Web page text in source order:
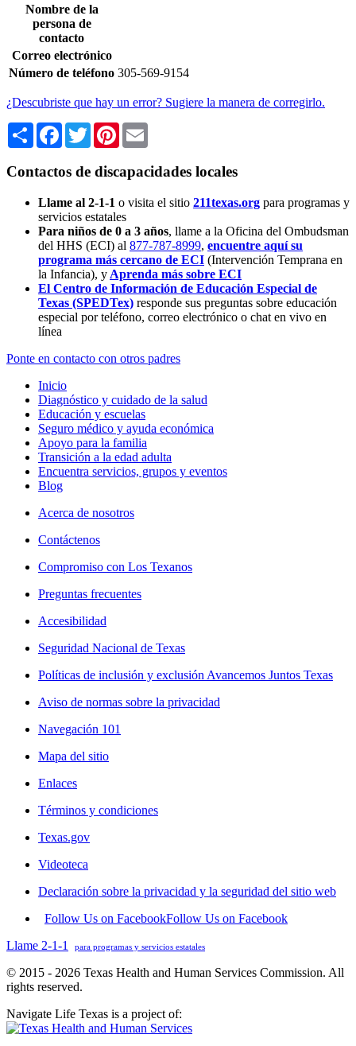
Nombre de la
persona de
contacto
Correo electrónico
Número de teléfono 305-569-9154
¿Descubriste que hay un error? Sugiere la manera de corregirlo.
Share Facebook
TwitterPinterest
Contactos de discapacidades locales
Llame al 2-1-1 o visita el sitio 211texas.org para programas y
servicios estatales
Para niños de 0 a 3 años, llame a la Oficina del Ombudsman
del HHS (ECI) al 877-787-8999, encuentre aquí su
programa más cercano de ECI (Intervención Temprana en
la Infancia), y Aprenda más sobre ECI
El Centro de Información de Educación Especial de
Texas (SPEDTex) responde sus preguntas sobre educación
especial por teléfono, correo electrónico o chat en vivo en
línea
Ponte en contacto con otros padres
Inicio
Diagnóstico y cuidado de la salud
Educación y escuelas
Seguro médico y ayuda económica
Apoyo para la familia
Transición a la edad adulta
Encuentra servicios, grupos y eventos
Blog
Acerca de nosotros
Contáctenos
Compromiso con Los Texanos
Preguntas frecuentes
Accesibilidad
Seguridad Nacional de Texas
Políticas de inclusión y exclusión Avancemos Juntos Texas
Aviso de normas sobre la privacidad
Navegación 101
Mapa del sitio
Enlaces
Términos y condiciones
Texas.gov
Videoteca
Declaración sobre la privacidad y la seguridad del sitio web
Follow Us on FacebookFollow Us on Facebook
Llame 2-1-1
para programas y servicios estatales
© 2015 - 2026 Texas Health and Human Services Commission. All
rights reserved.
Navigate Life Texas is a project of: